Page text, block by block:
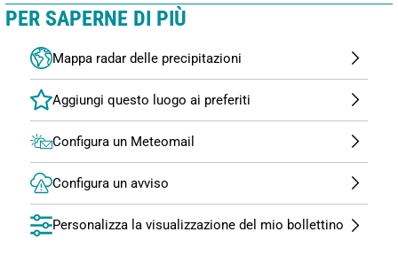
PER SAPERNE DI PIÙ
Mappa radar delle precipitazioni
Configura un Meteomail
Configura un avviso
Personalizza la visualizzazione del mio bollettino